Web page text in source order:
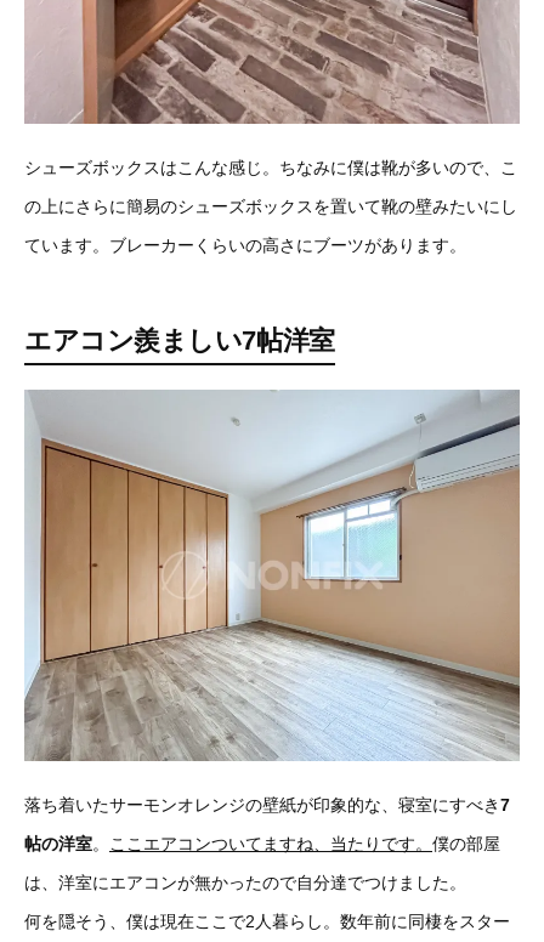
シューズボックスはこんな感じ。ちなみに僕は靴が多いので、こ
の上にさらに簡易のシューズボックスを置いて靴の壁みたいにし
ています。ブレーカーくらいの高さにブーツがあります。
エアコン羨ましい7帖洋室
落ち着いたサーモンオレンジの壁紙が印象的な、寝室にすべき7
帖の洋室。 ここエアコンついてますね、当たりです。 僕の部屋
は、洋室にエアコンが無かったので自分達でつけました。
何を隠そう、僕は現在ここで2人暮らし。数年前に同棲をスター